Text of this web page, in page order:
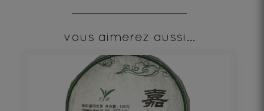
vous aimerez aussi...